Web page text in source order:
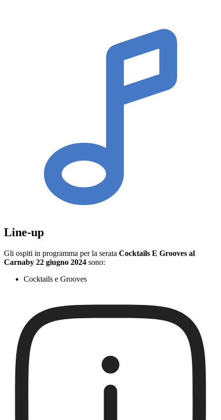
Line-up
Gli ospiti in programma per la serata Cocktails E Grooves al
Carnaby 22 giugno 2024 sono:
Cocktails e Grooves